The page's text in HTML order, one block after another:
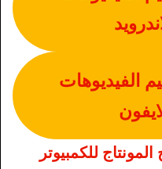
الفيديوهات
للكمبيوتر